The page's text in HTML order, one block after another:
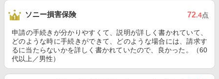
ソニー損害保険 72.4点
申請の手続きが分かりやすくて、説明が詳しく書かれていて、
どのような時に手続きができて、どのような場合には、請求す
るに当たらないかを詳しく書かれていたので、良かった。（60
代以上／男性）